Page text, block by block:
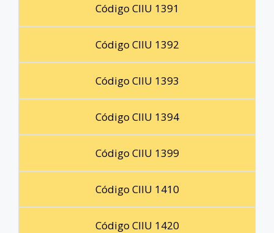
Código CIIU 1391
Código CIIU 1392
Código CIIU 1393
Código CIIU 1394
Código CIIU 1399
Código CIIU 1410
Código CIIU 1420